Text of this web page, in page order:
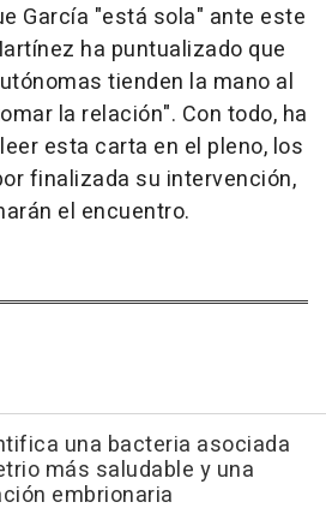
García "está sola" ante este
ha puntualizado que
tienden la mano al
la relación". Con todo, ha
esta carta en el pleno, los
finalizada su intervención,
el encuentro.
una bacteria asociada
más saludable y una
embrionaria